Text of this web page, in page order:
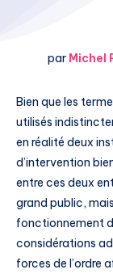
parMichel
Bien que les
utilisés
en réalité deux
d’intervention
entre ces deux
grand public,
fonctionnement
considérations
forces de l’ordre